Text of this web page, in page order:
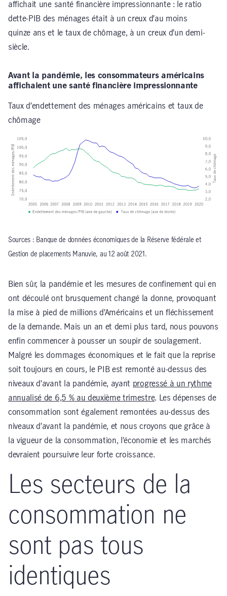
affichait une santé financière impressionnante : le ratio
dette-PIB des ménages était à un creux d’au moins
quinze ans et le taux de chômage, à un creux d’un demi-
siècle.
Avant la pandémie, les consommateurs américains
affichaient une santé financière impressionnante
Taux d’endettement des ménages américains et taux de
chômage
Sources : Banque de données économiques de la Réserve fédérale et
Gestion de placements Manuvie, au 12 août 2021.
Bien sûr, la pandémie et les mesures de confinement qui en
ont découlé ont brusquement changé la donne, provoquant
la mise à pied de millions d’Américains et un fléchissement
de la demande. Mais un an et demi plus tard, nous pouvons
enfin commencer à pousser un soupir de soulagement.
Malgré les dommages économiques et le fait que la reprise
soit toujours en cours, le PIB est remonté au-dessus des
niveaux d’avant la pandémie, ayant progressé à un rythme
annualisé de 6,5 % au deuxième trimestre. Les dépenses de
consommation sont également remontées au-dessus des
niveaux d’avant la pandémie, et nous croyons que grâce à
la vigueur de la consommation, l’économie et les marchés
devraient poursuivre leur forte croissance.
Les secteurs de la
consommation ne
sont pas tous
identiques